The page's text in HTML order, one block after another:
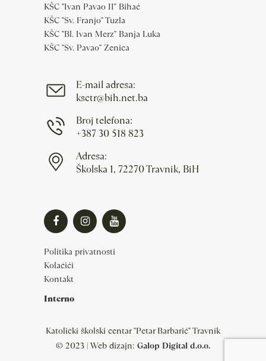
KŠC "Ivan Pavao II" Bihać
KŠC "Sv. Franjo" Tuzla
KŠC "Bl. Ivan Merz" Banja Luka
KŠC "Sv. Pavao" Zenica
E-mail adresa:
ksctr@bih.net.ba
Broj telefona:
+387 30 518 823
Adresa:
Školska 1, 72270 Travnik, BiH
Politika privatnosti
Kolačići
Kontakt
Interno
Katolički školski centar "Petar Barbarić" Travnik
© 2023 | Web dizajn: Galop Digital d.o.o.